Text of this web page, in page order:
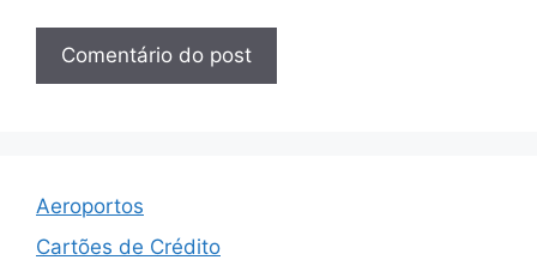
Aeroportos
Cartões de Crédito